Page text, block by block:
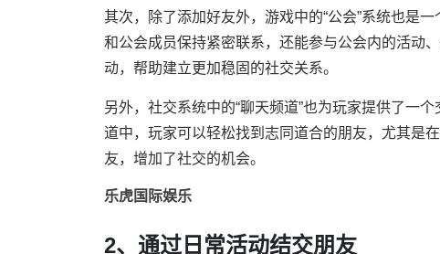
其次，除了添加好友外，游戏中的“公会”系统也是
和公会成员保持紧密联系，还能参与公会内的活动
动，帮助建立更加稳固的社交关系。
另外，社交系统中的“聊天频道”也为玩家提供了一
道中，玩家可以轻松找到志同道合的朋友，尤其是
友，增加了社交的机会。
乐虎国际娱乐
2、通过日常活动结交朋友